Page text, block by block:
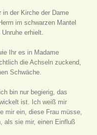
in der Kirche der Dame
im schwarzen Mantel
erhielt.
Ihr es in Madame
die Achseln zuckend,
Schwäche.
bin nur begierig, das
ist. Ich weiß mir
mir ein, diese Frau müsse,
als sie mir, einen Einfluß